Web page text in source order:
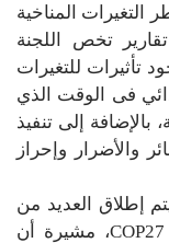
التغيرات المناخية
تخص اللجنة
تأثيرات للتغيرات
فى الوقت الذي
بالإضافة إلى تنفيذ
والأضرار وإحراز
إطلاق العديد من
المبادرات والتى ستخدم أهداف مؤتمر COP27، مشيرة أن